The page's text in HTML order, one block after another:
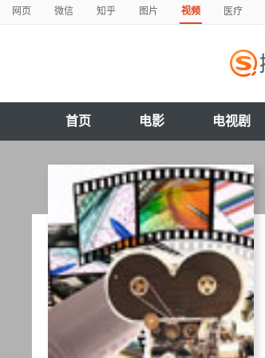
网页 微信 知乎 图片 视频 医疗
首页 电影 电视剧